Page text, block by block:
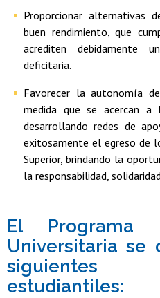
Proporcionar alternativas
buen rendimiento, que
acrediten debidamente
deficitaria.
Favorecer la autonomía
medida que se acercan
desarrollando redes de
exitosamente el egreso de
Superior, brindando la
la responsabilidad,
El Programa
Universitaria se
siguientes
estudiantiles: